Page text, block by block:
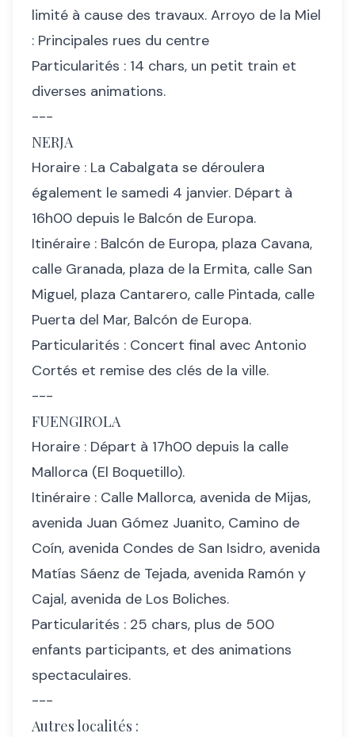
limité à cause des travaux. Arroyo de la Miel
: Principales rues du centre
Particularités : 14 chars, un petit train et
diverses animations.
---
NERJA
Horaire : La Cabalgata se déroulera
également le samedi 4 janvier. Départ à
16h00 depuis le Balcón de Europa.
Itinéraire : Balcón de Europa, plaza Cavana,
calle Granada, plaza de la Ermita, calle San
Miguel, plaza Cantarero, calle Pintada, calle
Puerta del Mar, Balcón de Europa.
Particularités : Concert final avec Antonio
Cortés et remise des clés de la ville.
---
FUENGIROLA
Horaire : Départ à 17h00 depuis la calle
Mallorca (El Boquetillo).
Itinéraire : Calle Mallorca, avenida de Mijas,
avenida Juan Gómez Juanito, Camino de
Coín, avenida Condes de San Isidro, avenida
Matías Sáenz de Tejada, avenida Ramón y
Cajal, avenida de Los Boliches.
Particularités : 25 chars, plus de 500
enfants participants, et des animations
spectaculaires.
---
Autres localités :